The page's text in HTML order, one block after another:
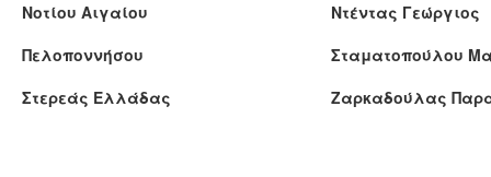
Νοτίου Αιγαίου
Ντέντας Γεώργιος
Πελοποννήσου
Σταματοπούλου
Στερεάς Ελλάδας
Ζαρκαδούλας